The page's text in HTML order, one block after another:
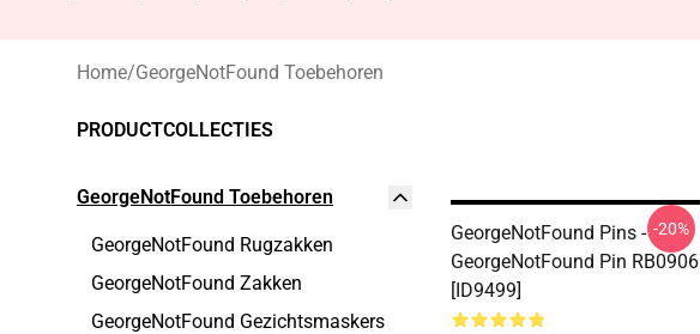
Home/GeorgeNotFound Toebehoren
PRODUCTCOLLECTIES
GeorgeNotFound Toebehoren
GeorgeNotFound Rugzakken
GeorgeNotFound Zakken
GeorgeNotFound Gezichtsmaskers
GeorgeNotFound Pins -
GeorgeNotFound Pin RB0906
[ID9499]
-20%